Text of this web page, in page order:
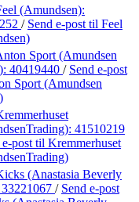
(Amundsen):
/ Send e-post til Feel
Sport (Amundsen
40419440 / Send e-post
Sport (Amundsen
41510219
e-post til Kremmerhuset
(Anastasia Beverly
33221067 / Send e-post